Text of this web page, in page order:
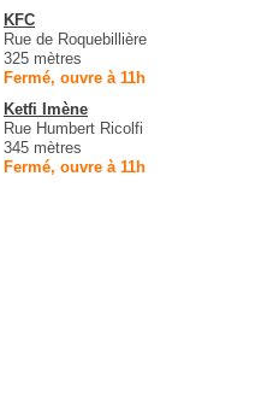
KFC
Rue de Roquebillière
325 mètres
Fermé, ouvre à 11h
Ketfi Imène
Rue Humbert Ricolfi
345 mètres
Fermé, ouvre à 11h